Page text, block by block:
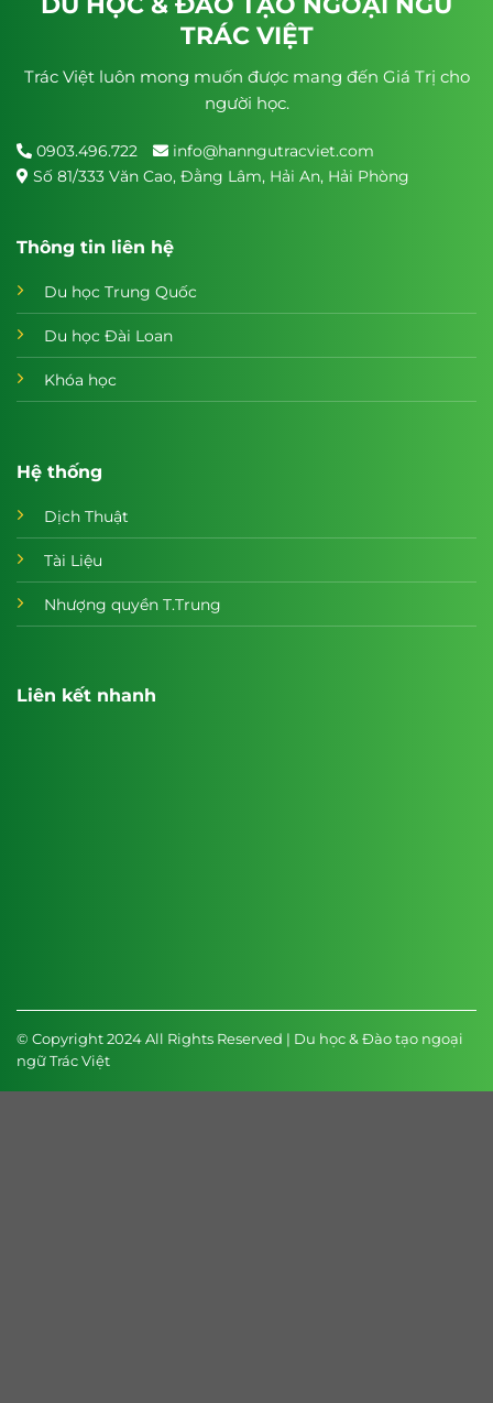
TRÁC VIỆT
Trác Việt luôn mong muốn được mang đến Giá Trị cho
người học.
0903.496.722
info@hanngutracviet.com
Số 81/333 Văn Cao, Đằng Lâm, Hải An, Hải Phòng
Thông tin liên hệ
Du học Trung Quốc
Du học Đài Loan
Khóa học
Hệ thống
Dịch Thuật
Tài Liệu
Nhượng quyền T.Trung
Liên kết nhanh
© Copyright 2024 All Rights Reserved | Du học & Đào tạo ngoại
ngữ Trác Việt